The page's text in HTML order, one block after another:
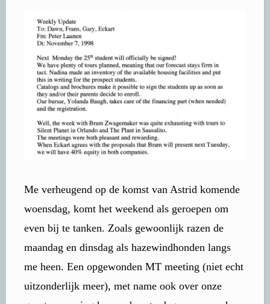
Me verheugend op de komst van Astrid komende
woensdag, komt het weekend als geroepen om
even bij te tanken. Zoals gewoonlijk razen de
maandag en dinsdag als hazewindhonden langs
me heen. Een opgewonden MT meeting (niet echt
uitzonderlijk meer), met name ook over onze